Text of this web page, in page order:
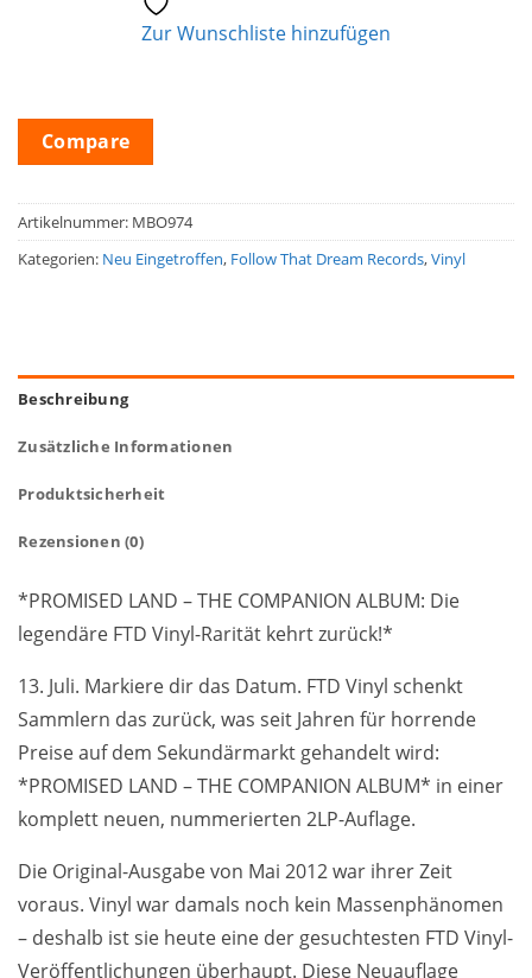
Zur Wunschliste hinzufügen
Compare
Artikelnummer: MBO974
Kategorien: Neu Eingetroffen, Follow That Dream Records,Vinyl
Beschreibung
Zusätzliche Informationen
Produktsicherheit
Rezensionen (0)
*PROMISED LAND – THE COMPANION ALBUM: Die
legendäre FTD Vinyl-Rarität kehrt zurück!*
13. Juli. Markiere dir das Datum. FTD Vinyl schenkt
Sammlern das zurück, was seit Jahren für horrende
Preise auf dem Sekundärmarkt gehandelt wird:
*PROMISED LAND – THE COMPANION ALBUM* in einer
komplett neuen, nummerierten 2LP-Auflage.
Die Original-Ausgabe von Mai 2012 war ihrer Zeit
voraus. Vinyl war damals noch kein Massenphänomen
– deshalb ist sie heute eine der gesuchtesten FTD Vinyl-
Veröffentlichungen überhaupt. Diese Neuauflage